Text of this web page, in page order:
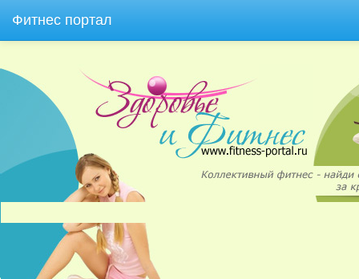
Фитнес портал